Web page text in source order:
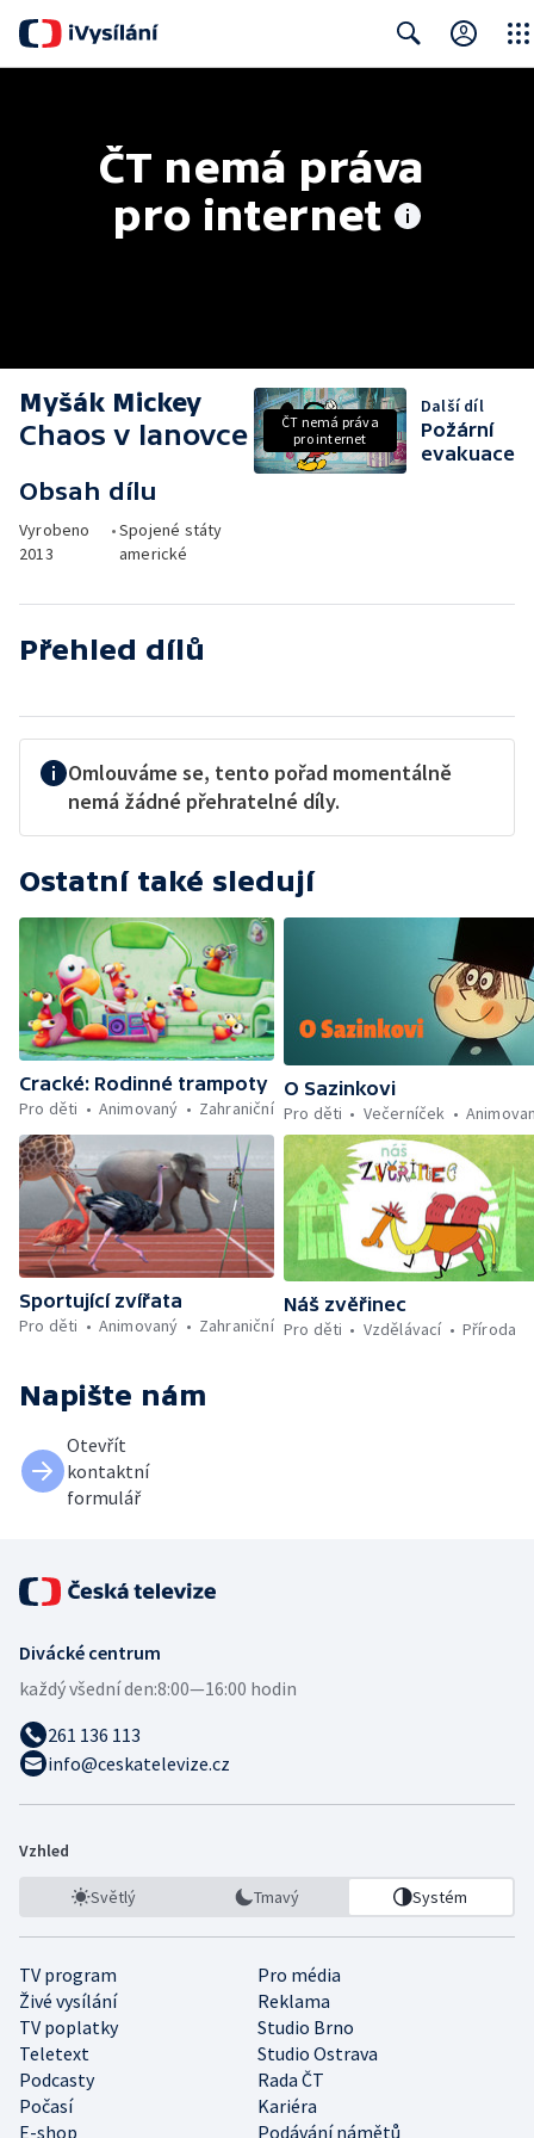
ČT nemá práva
pro internet
Myšák Mickey
Chaos v lanovce
Obsah dílu
Vyrobeno
2013
•Spojené státy
americké
ČT nemá práva
pro internet
Další díl
Požární
evakuace
Přehled dílů
Omlouváme se, tento pořad momentálně
nemá žádné přehratelné díly.
Ostatní také sledují
Cracké: Rodinné trampoty
Pro děti
Animovaný Zahraniční
O Sazinkovi
Pro děti
Večerníček
Sportující zvířata
Pro děti
Animovaný Zahraniční
Náš zvěřinec
Pro děti
Vzdělávací Příroda
Napište nám
Otevřít
kontaktní
formulář
Divácké centrum
každý všední den:8:00—16:00 hodin
261 136 113
info@ceskatelevize.cz
Vzhled
Světlý Tmavý Systém
TV program
Pro média
Živé vysílání
Reklama
TV poplatky
Studio Brno
Teletext
Studio Ostrava
Podcasty
Rada ČT
Počasí
Kariéra
E-shop
Podávání námětů